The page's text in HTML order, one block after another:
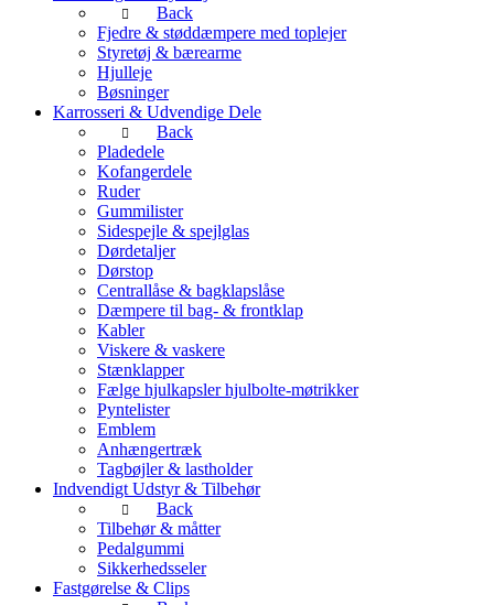
Back
Fjedre & støddæmpere med toplejer
Styretøj & bærearme
Hjulleje
Bøsninger
Karrosseri & Udvendige Dele
Back
Pladedele
Kofangerdele
Ruder
Gummilister
Sidespejle & spejlglas
Dørdetaljer
Dørstop
Centrallåse & bagklapslåse
Dæmpere til bag- & frontklap
Kabler
Viskere & vaskere
Stænklapper
Fælge hjulkapsler hjulbolte-møtrikker
Pyntelister
Emblem
Anhængertræk
Tagbøjler & lastholder
Indvendigt Udstyr & Tilbehør
Back
Tilbehør & måtter
Pedalgummi
Sikkerhedsseler
Fastgørelse & Clips